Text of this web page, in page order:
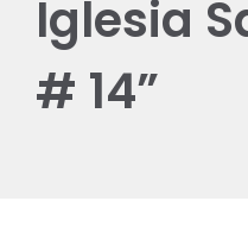
Iglesia
# 14”